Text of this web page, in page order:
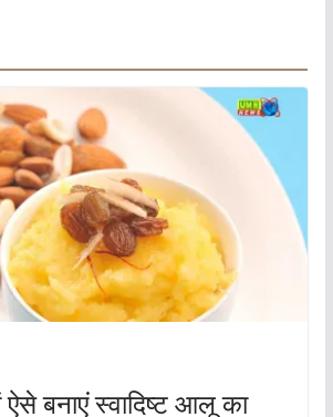
बनाएं स्वादिष्ट आलू का